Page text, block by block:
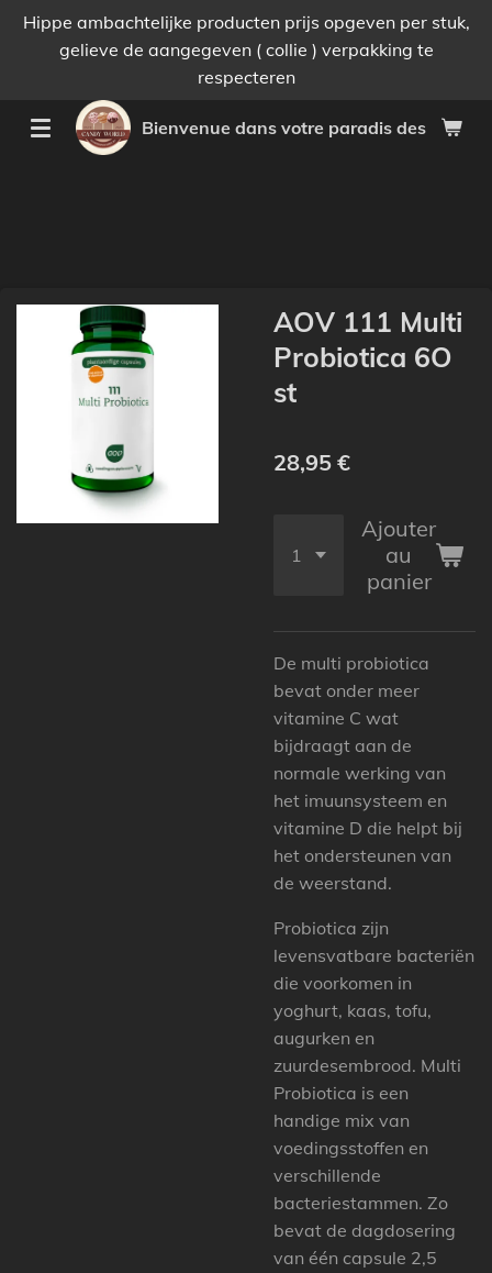
Passer
principal
Bienvenue dans votre paradis des
Hippe ambachtelijke producten prijs opgeven per stuk,
gelieve de aangegeven ( collie ) verpakking te
respecteren
AOV 111 Multi
Probiotica 6O
st
28,95 €
Ajouter
au
panier
De multi probiotica
bevat onder meer
vitamine C wat
bijdraagt aan de
normale werking van
het imuunsysteem en
vitamine D die helpt bij
het ondersteunen van
de weerstand.
Probiotica zijn
levensvatbare bacteriën
die voorkomen in
yoghurt, kaas, tofu,
augurken en
zuurdesembrood. Multi
Probiotica is een
handige mix van
voedingsstoffen en
verschillende
bacteriestammen. Zo
bevat de dagdosering
van één capsule 2,5